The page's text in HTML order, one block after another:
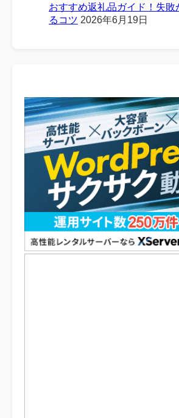
おすすめ返礼品ガイド！失敗
るコツ 2026年6月19日